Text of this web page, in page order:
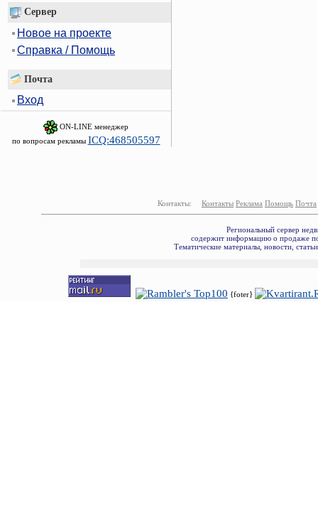
Сервер
Новое на проекте
Справка / Помощь
Почта
Вход
ON-LINE менеджер
по вопросам рекламы ICQ:468505597
Контакты: Контакты Реклама Помощь Почта
Региональный сервер
содержит информацию о продаже
Тематические материалы, новости,
{foter}